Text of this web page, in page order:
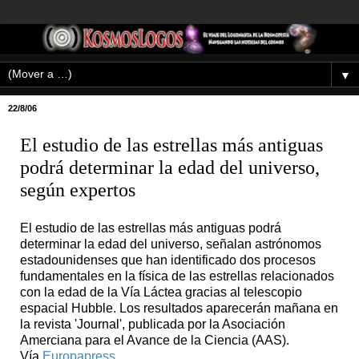
▼
22/8/06
El estudio de las estrellas más antiguas
podrá determinar la edad del universo,
según expertos
El estudio de las estrellas más antiguas podrá
determinar la edad del universo, señalan astrónomos
estadounidenses que han identificado dos procesos
fundamentales en la física de las estrellas relacionados
con la edad de la Vía Láctea gracias al telescopio
espacial Hubble. Los resultados aparecerán mañana en
la revista 'Journal', publicada por la Asociación
Amerciana para el Avance de la Ciencia (AAS).
Vía Europapress